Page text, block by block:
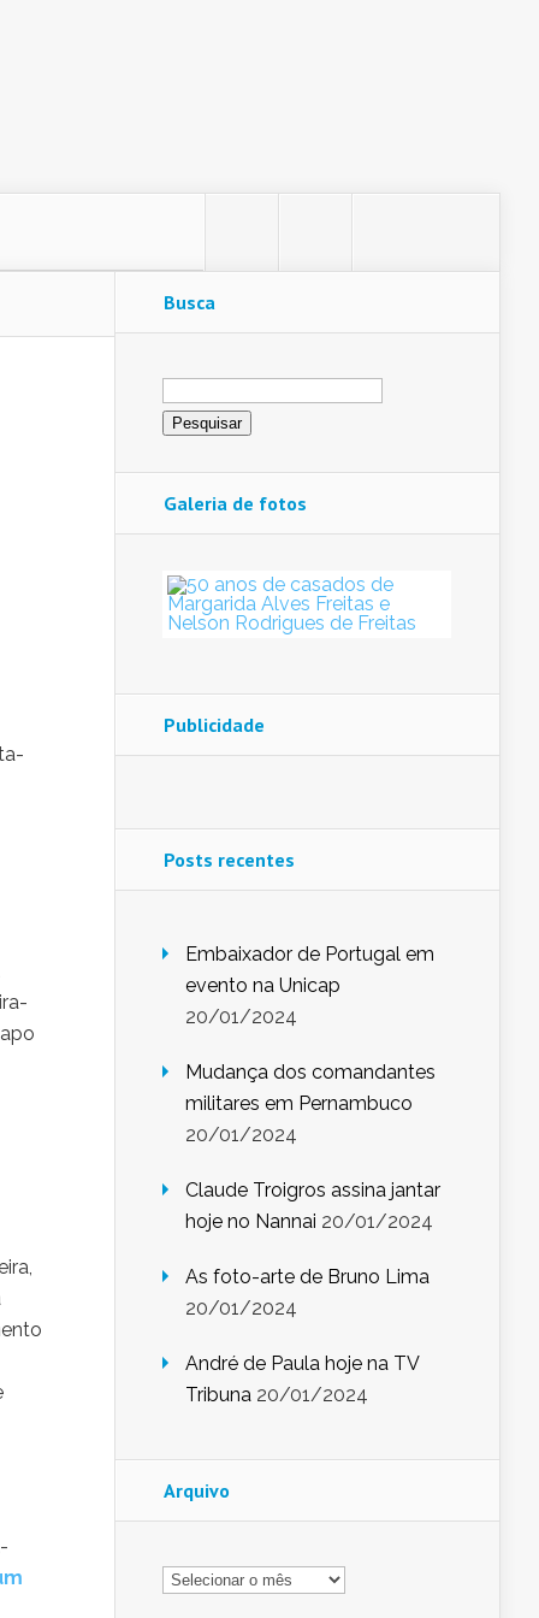
Busca
Pesquisar
por:
Galeria de fotos
Publicidade
Posts recentes
Embaixador de Portugal em
evento na Unicap
20/01/2024
Mudança dos comandantes
militares em Pernambuco
20/01/2024
Claude Troigros assina jantar
hoje no Nannai 20/01/2024
As foto-arte de Bruno Lima
20/01/2024
André de Paula hoje na TV
Tribuna 20/01/2024
Arquivo
Arquivo